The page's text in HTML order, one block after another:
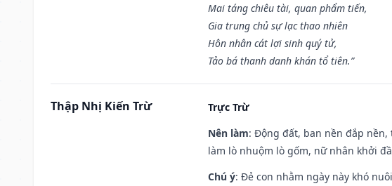
Mai táng chiêu tài, quan phẩm tiến,
Gia trung chủ sự lạc thao nhiên
Hôn nhân cát lợi sinh quý tử,
Tảo bá thanh danh khán tổ tiên.”
Thập Nhị Kiến Trừ
Trực Trừ
Nên làm: Động đất, ban nền đắp nền,
làm lò nhuộm lò gốm, nữ nhân khởi
Chú ý: Đẻ con nhằm ngày này khó